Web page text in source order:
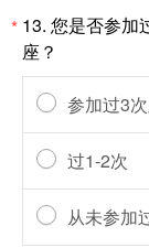
* 13. 您是否参加
座？
参加过3
过1-2次
从未参加